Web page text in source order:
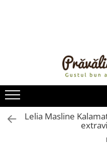
ULEIURI ȘI UNTURI
MĂSLINE
NUCI ȘI SEMINȚE
FRUCTE DESHIDRATATE
ÎNDULCITORI NATURALI /
Lelia Masline